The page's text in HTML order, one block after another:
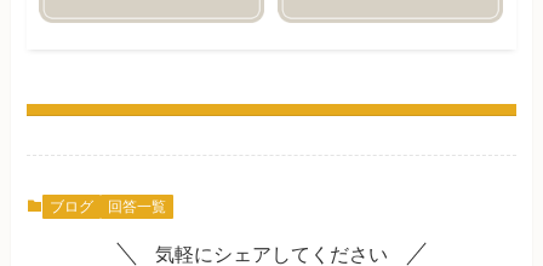
ブログ 回答一覧
気軽にシェアしてください